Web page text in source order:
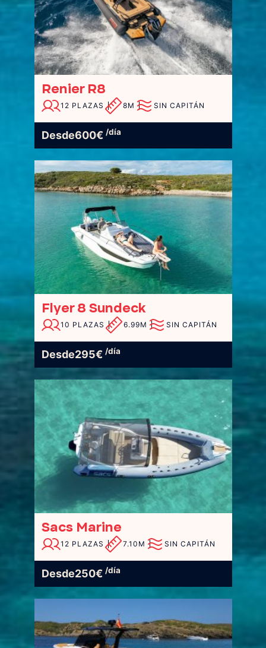
Renier R8
12 PLAZAS 8M SIN CAPITÁN
Desde600€ /día
Flyer 8 Sundeck
10 PLAZAS 6.99M SIN CAPITÁN
Desde295€ /día
Sacs Marine
12 PLAZAS 7.10M SIN CAPITÁN
Desde250€ /día